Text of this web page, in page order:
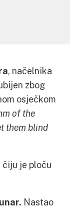
, načelnika
zbog
osječkom
of the
them blind
čiju je ploču
Nastao